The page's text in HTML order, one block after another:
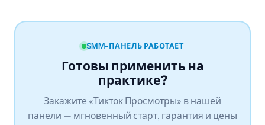
SMM-ПАНЕЛЬ РАБОТАЕТ
Готовы применить на
практике?
Закажите «Тикток Просмотры» в нашей
панели — мгновенный старт, гарантия и цены